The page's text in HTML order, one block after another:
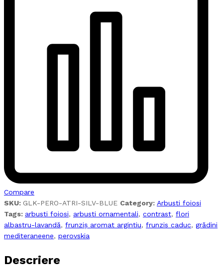
Compare
SKU: GLK-PERO-ATRI-SILV-BLUE Category: Arbusti foiosi
Tags: arbusti foiosi, arbusti ornamentali, contrast, flori
albastru-lavandă, frunziș aromat argintiu, frunzis caduc, grădini
mediteraneene, perovskia
Descriere